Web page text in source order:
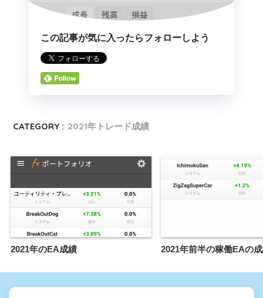
この記事が気に入ったらフォローしよう
CATEGORY : 2021年トレード成績
2021年のEA成績 2021年前半の稼働EAの